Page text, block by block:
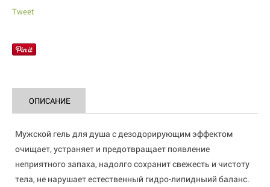
Tweet
ОПИСАНИЕ
Мужской гель для душа с дезодорирующим эффектом
очищает, устраняет и предотвращает появление
неприятного запаха, надолго сохранит свежесть и чистоту
тела, не нарушает естественный гидро-липидныий баланс.